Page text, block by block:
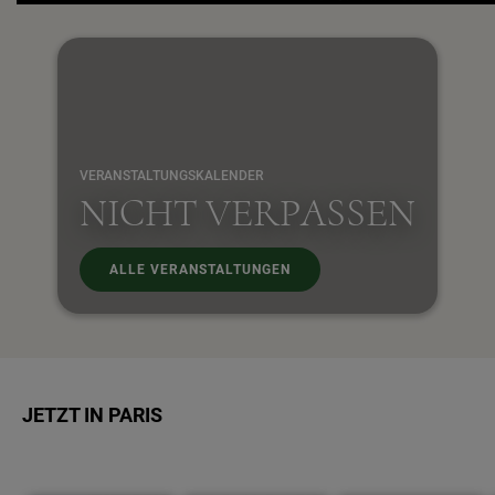
VERANSTALTUNGSKALENDER
NICHT VERPASSEN
ALLE VERANSTALTUNGEN
JETZT IN PARIS